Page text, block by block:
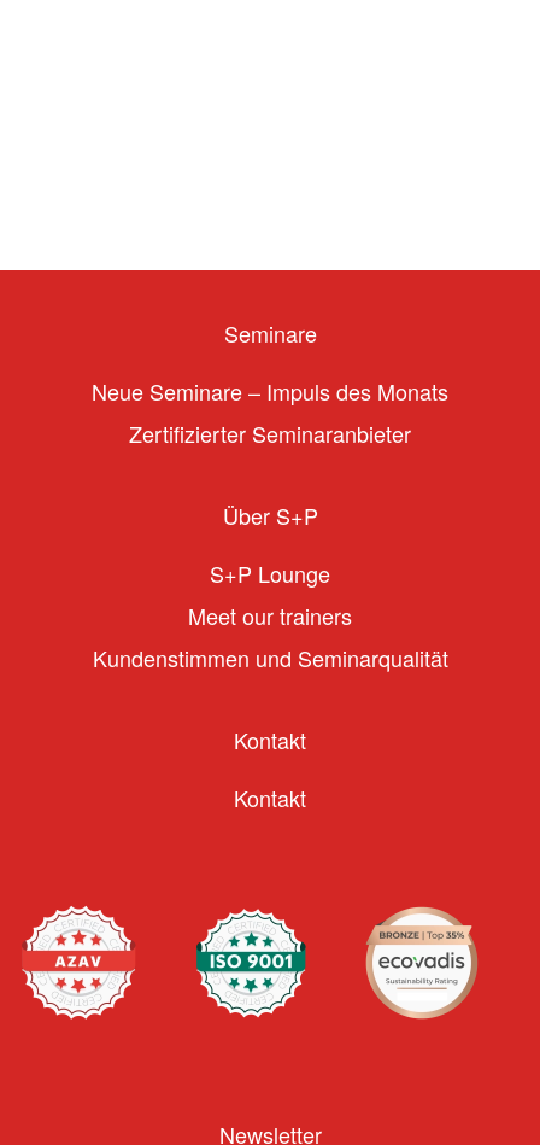
Seminare
Neue Seminare – Impuls des Monats
Zertifizierter Seminaranbieter
Über S+P
S+P Lounge
Meet our trainers
Kundenstimmen und Seminarqualität
Kontakt
Kontakt
Newsletter